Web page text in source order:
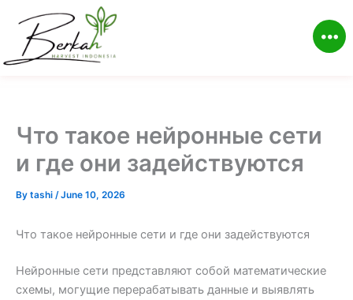
content
Что такое нейронные сети
и где они задействуются
By tashi /June 10, 2026
Что такое нейронные сети и где они задействуются
Нейронные сети представляют собой математические
схемы, могущие перерабатывать данные и выявлять